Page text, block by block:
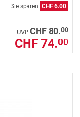
Sie sparen CHF 6.00
UVP CHF 80.00
CHF 74.00